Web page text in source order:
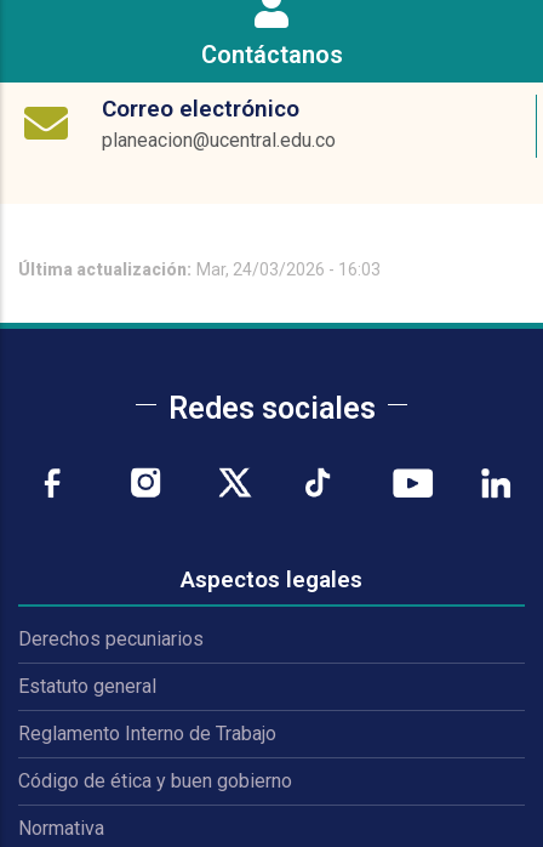
Contáctanos
Correo electrónico
planeacion@ucentral.edu.co
Última actualización: Mar, 24/03/2026 - 16:03
Redes sociales
Aspectos legales
Derechos pecuniarios
Estatuto general
Reglamento Interno de Trabajo
Código de ética y buen gobierno
Normativa